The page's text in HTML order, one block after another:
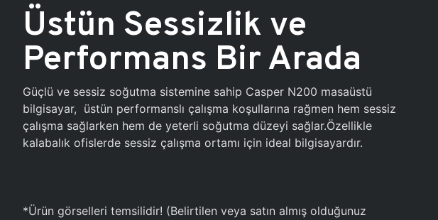
Üstün Sessizlik ve
Performans Bir Arada
Güçlü ve sessiz soğutma sistemine sahip Casper N200 masaüstü
bilgisayar, üstün performanslı çalışma koşullarına rağmen hem sessiz
çalışma sağlarken hem de yeterli soğutma düzeyi sağlar.Özellikle
kalabalık ofislerde sessiz çalışma ortamı için ideal bilgisayardır.
*Ürün görselleri temsilidir! (Belirtilen veya satın almış olduğunuz